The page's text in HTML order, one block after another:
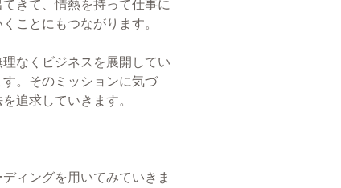
きて、情熱を持って仕事に
ことにもつながります。
なくビジネスを展開してい
。そのミッションに気づ
追求していきます。
ィングを用いてみていきま